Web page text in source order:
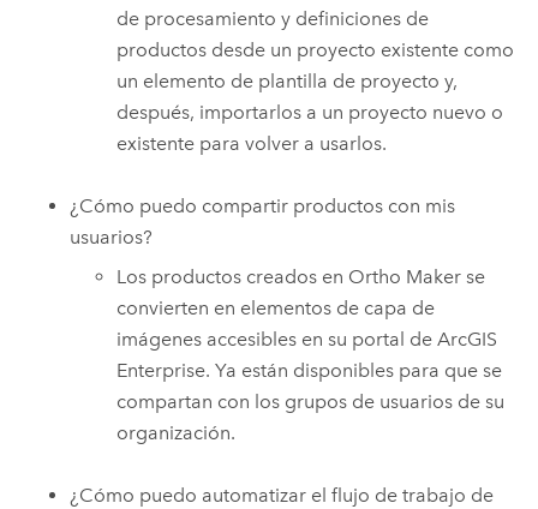
de procesamiento y definiciones de
productos desde un proyecto existente como
un elemento de plantilla de proyecto y,
después, importarlos a un proyecto nuevo o
existente para volver a usarlos.
¿Cómo puedo compartir productos con mis
usuarios?
Los productos creados en Ortho Maker se
convierten en elementos de capa de
imágenes accesibles en su portal deArcGIS
Enterprise. Ya están disponibles para que se
compartan con los grupos de usuarios de su
organización.
¿Cómo puedo automatizar el flujo de trabajo de